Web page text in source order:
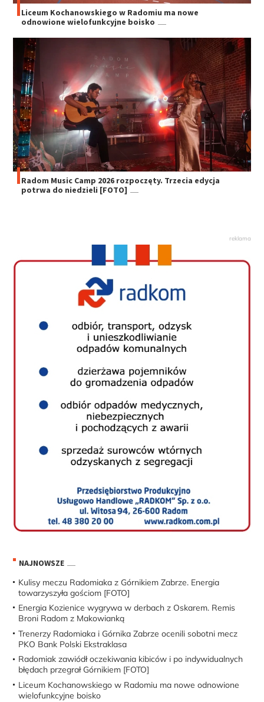
Liceum Kochanowskiego w Radomiu ma nowe
odnowione wielofunkcyjne boisko
Radom Music Camp 2026 rozpoczęty. Trzecia edycja
potrwa do niedzieli [FOTO]
NAJNOWSZE
Kulisy meczu Radomiaka z Górnikiem Zabrze. Energia
towarzyszyła gościom [FOTO]
Energia Kozienice wygrywa w derbach z Oskarem. Remis
Broni Radom z Makowianką
Trenerzy Radomiaka i Górnika Zabrze ocenili sobotni mecz
PKO Bank Polski Ekstraklasa
Radomiak zawiódł oczekiwania kibiców i po indywidualnych
błędach przegrał Górnikiem [FOTO]
Liceum Kochanowskiego w Radomiu ma nowe odnowione
wielofunkcyjne boisko